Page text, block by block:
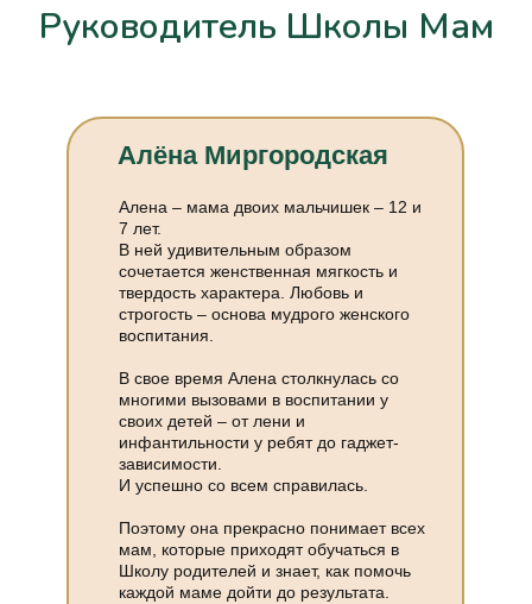
Руководитель Школы Мам
Алёна Миргородская
Алена – мама двоих мальчишек – 12 и
7 лет.
В ней удивительным образом
сочетается женственная мягкость и
твердость характера. Любовь и
строгость – основа мудрого женского
воспитания.
В свое время Алена столкнулась со
многими вызовами в воспитании у
своих детей – от лени и
инфантильности у ребят до гаджет-
зависимости.
И успешно со всем справилась.
Поэтому она прекрасно понимает всех
мам, которые приходят обучаться в
Школу родителей и знает, как помочь
каждой маме дойти до результата.